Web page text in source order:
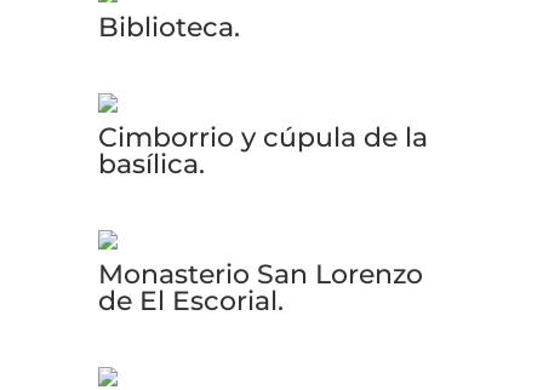
Biblioteca.
Cimborrio y cúpula de la
basílica.
Monasterio San Lorenzo
de El Escorial.